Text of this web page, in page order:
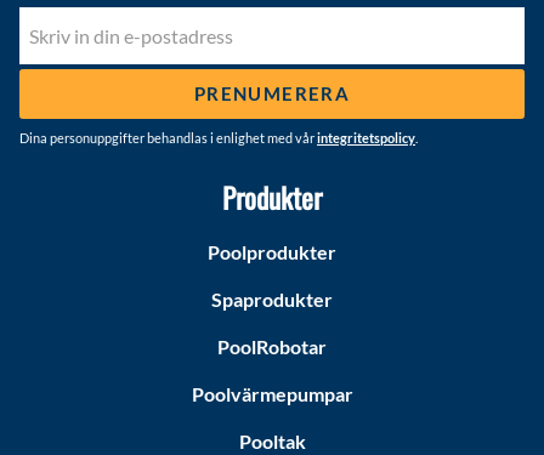
PRENUMERERA
Dina personuppgifter behandlas i enlighet med vårintegritetspolicy
Produkter
Poolprodukter
Spaprodukter
PoolRobotar
Poolvärmepumpar
Pooltak